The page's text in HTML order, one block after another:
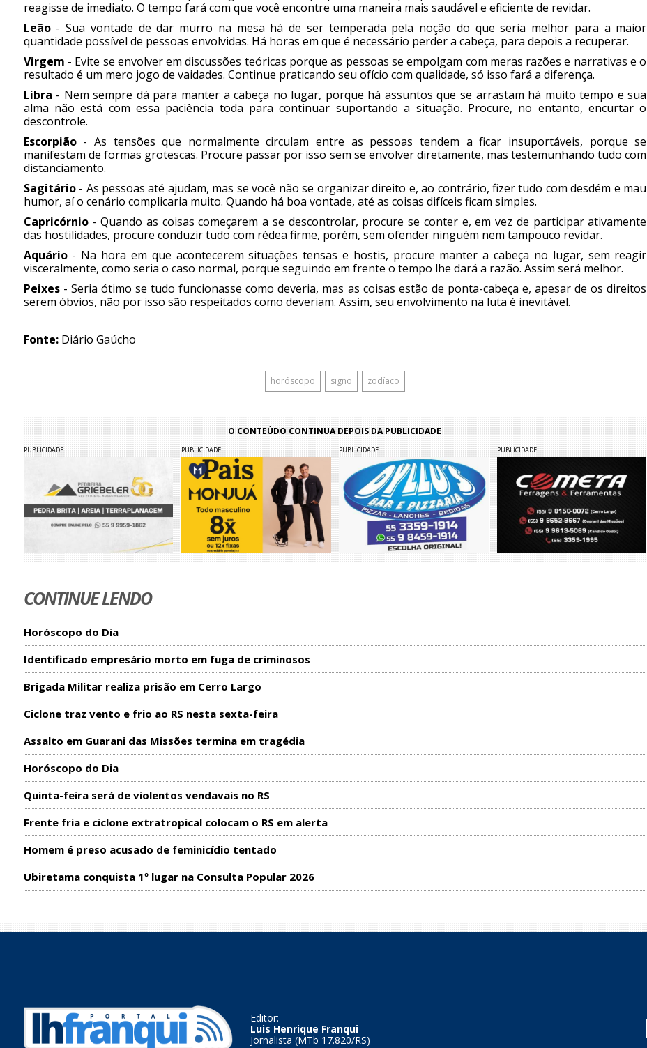
reagisse de imediato. O tempo fará com que você encontre uma maneira mais saudável e eficiente de revidar.
Leão- Sua vontade de dar murro na mesa há de ser temperada pela noção do que seria melhor para a maior
quantidade possível de pessoas envolvidas. Há horas em que é necessário perder a cabeça, para depois a recuperar.
Virgem - Evite se envolver em discussões teóricas porque as pessoas se empolgam com meras razões e narrativas e o
resultado é um mero jogo de vaidades. Continue praticando seu ofício com qualidade, só isso fará a diferença.
Libra - Nem sempre dá para manter a cabeça no lugar, porque há assuntos que se arrastam há muito tempo e sua
alma não está com essa paciência toda para continuar suportando a situação. Procure, no entanto, encurtar o
descontrole.
Escorpião- As tensões que normalmente circulam entre as pessoas tendem a ficar insuportáveis, porque se
manifestam de formas grotescas. Procure passar por isso sem se envolver diretamente, mas testemunhando tudo com
distanciamento.
Sagitário- As pessoas até ajudam, mas se você não se organizar direito e, ao contrário, fizer tudo com desdém e mau
humor, aí o cenário complicaria muito. Quando há boa vontade, até as coisas difíceis ficam simples.
Capricórnio- Quando as coisas começarem a se descontrolar, procure se conter e, em vez de participar ativamente
das hostilidades, procure conduzir tudo com rédea firme, porém, sem ofender ninguém nem tampouco revidar.
Aquário- Na hora em que acontecerem situações tensas e hostis, procure manter a cabeça no lugar, sem reagir
visceralmente, como seria o caso normal, porque seguindo em frente o tempo lhe dará a razão. Assim será melhor.
Peixes- Seria ótimo se tudo funcionasse como deveria, mas as coisas estão de ponta-cabeça e, apesar de os direitos
serem óbvios, não por isso são respeitados como deveriam. Assim, seu envolvimento na luta é inevitável.
Fonte:Diário Gaúcho
horóscopo signo zodíaco
O CONTEÚDO CONTINUA DEPOIS DA PUBLICIDADE
PUBLICIDADE PUBLICIDADE PUBLICIDADE PUBLICIDADE
CONTINUE LENDO
Horóscopo do Dia
Identificado empresário morto em fuga de criminosos
Brigada Militar realiza prisão em Cerro Largo
Ciclone traz vento e frio ao RS nesta sexta-feira
Assalto em Guarani das Missões termina em tragédia
Horóscopo do Dia
Quinta-feira será de violentos vendavais no RS
Frente fria e ciclone extratropical colocam o RS em alerta
Homem é preso acusado de feminicídio tentado
Ubiretama conquista 1º lugar na Consulta Popular 2026
Editor:
Luis Henrique Franqui
Jornalista (MTb 17.820/RS)